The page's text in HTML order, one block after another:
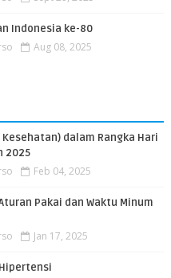
Indonesia ke-80
Aug 08, 2025
dalam Rangka Hari
2025
Feb 04, 2025
Pakai dan Waktu Minum
Jan 17, 2025